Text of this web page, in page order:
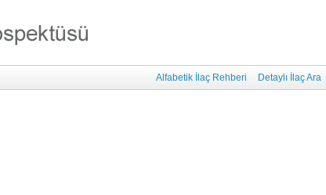
Alfabetik İlaç Rehberi
Detaylı İlaç Ara